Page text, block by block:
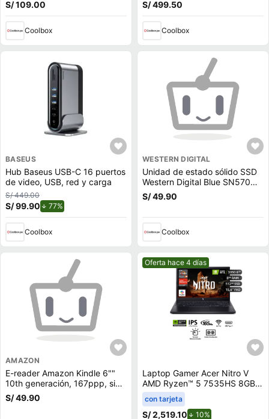
3.0
S/ 109.00
Coolbox
trasera 50MP y frontal 32MP,
S/ 499.50
Coolbox
BASEUS
Hub Baseus USB-C 16 puertos
de video, USB, red y carga
S/ 449.00
S/ 99.90 77%
Coolbox
WESTERN DIGITAL
Unidad de estado sólido SSD
Western Digital Blue SN570
500GB, M.2, NVMe, PCIe 3.0
S/ 49.90
Coolbox
AMAZON
E-reader Amazon Kindle 6""
10th generación, 167ppp, sin
reflejos, 8GB, 512MB ram,
negro
S/ 49.90
Mejor precio.
Oferta hace 4 días
Laptop Gamer Acer Nitro V
AMD Ryzen™ 5 7535HS 8GB
RAM 512GB SSD 15.6"" RTX
3050
con tarjeta
S/ 2,519.10 10%